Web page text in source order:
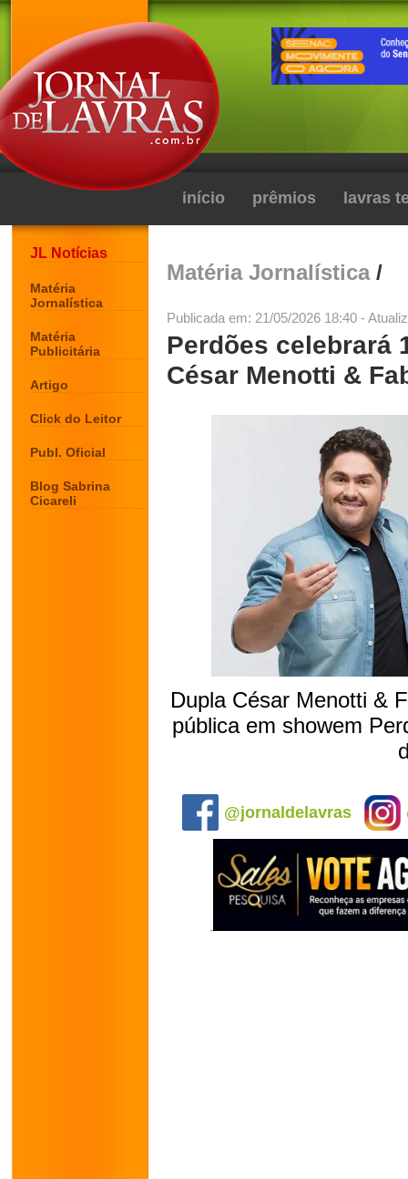
início prêmios lavras
JL Notícias
Matéria
Jornalística
Matéria
Publicitária
Artigo
Click do Leitor
Publ. Oficial
Blog Sabrina
Cicareli
Matéria Jornalística/
Publicada em: 21/05/2026 18:40 -
Perdões celebrará
César Menotti &
Dupla César Menotti &
pública em showem
@jornaldelavras